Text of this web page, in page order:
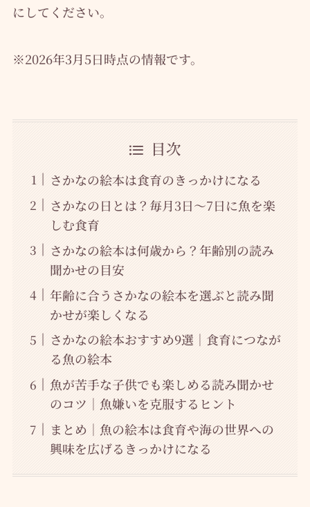
にしてください。
※2026年3月5日時点の情報です。
目次
さかなの絵本は食育のきっかけになる
さかなの日とは？毎月3日〜7日に魚を楽
しむ食育
さかなの絵本は何歳から？年齢別の読み
聞かせの目安
年齢に合うさかなの絵本を選ぶと読み聞
かせが楽しくなる
さかなの絵本おすすめ9選｜食育につなが
る魚の絵本
魚が苦手な子供でも楽しめる読み聞かせ
のコツ｜魚嫌いを克服するヒント
まとめ｜魚の絵本は食育や海の世界への
興味を広げるきっかけになる